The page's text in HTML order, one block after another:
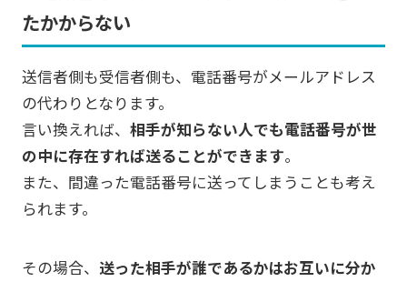
たかからない
送信者側も受信者側も、電話番号がメールアドレス
の代わりとなります。
言い換えれば、 相手が知らない人でも電話番号が世
の中に存在すれば送ることができます。
また、間違った電話番号に送ってしまうことも考え
られます。
その場合、 送った相手が誰であるかはお互いに分か